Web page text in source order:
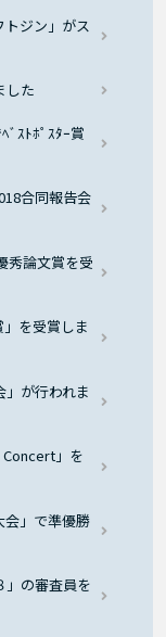
ジン」がス
した
ﾞｽﾄﾎﾟｽﾀｰ賞
合同報告会
秀論文賞を受
を受賞しま
が行われま
」を
会」で準優勝
」の審査員を